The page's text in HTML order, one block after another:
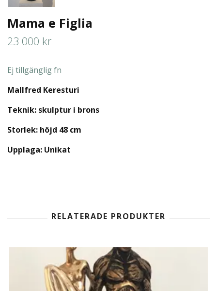
Mama e Figlia
23 000 kr
Ej tillgänglig fn
Mallfred Keresturi
Teknik: skulptur i brons
Storlek: höjd 48 cm
Upplaga: Unikat